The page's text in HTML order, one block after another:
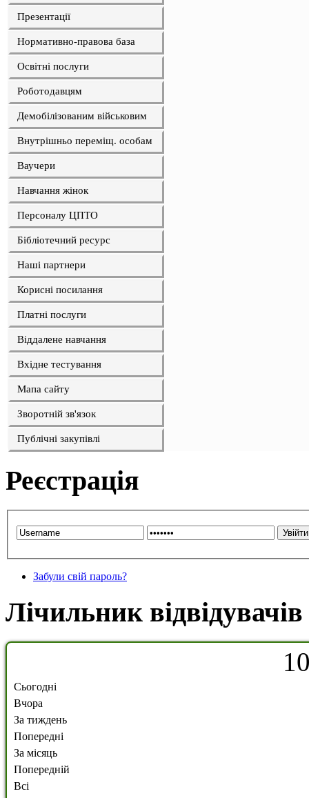
Презентації
Нормативно-правова база
Освітні послуги
Роботодавцям
Демобілізованим військовим
Внутрішньо переміщ. особам
Ваучери
Навчання жінок
Персоналу ЦПТО
Бібліотечний ресурс
Наші партнери
Корисні посилання
Платні послуги
Віддалене навчання
Вхідне тестування
Мапа сайту
Зворотній зв'язок
Публічні закупівлі
Реєстрація
Забули свій пароль?
Лічильник відвідувачів
1
Сьогодні
Вчора
За тиждень
Попередні
За місяць
Попередній
Всі